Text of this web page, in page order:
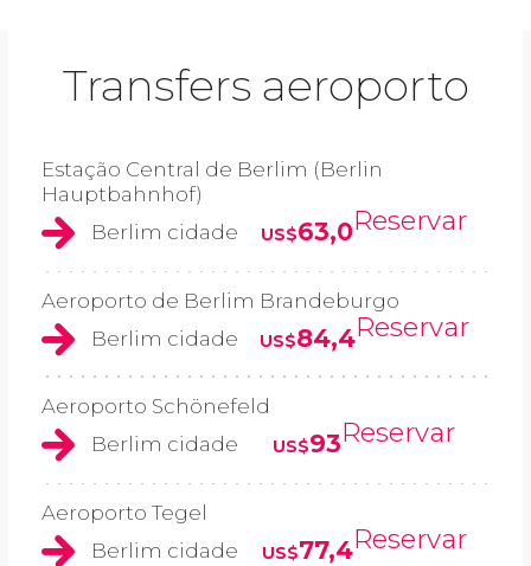
Transfers aeroporto
Estação Central de Berlim (Berlin
Hauptbahnhof)
Berlim cidade
US$63,0Reservar
Aeroporto de Berlim Brandeburgo
Berlim cidade
US$84,4Reservar
Aeroporto Schönefeld
Berlim cidade
US$93Reservar
Aeroporto Tegel
Berlim cidade
US$77,4Reservar